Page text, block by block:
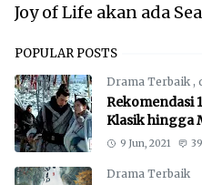
Joy of Life akan ada
POPULAR POSTS
Drama Terbaik ,
Rekomendasi
Klasik hingga
9 Jun, 2021 39
Drama Terbaik